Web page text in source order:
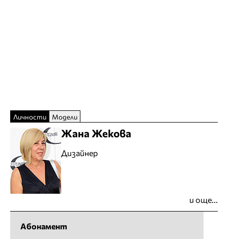
Личности Модели
Жана Жекова
Дизайнер
и още...
Абонамент